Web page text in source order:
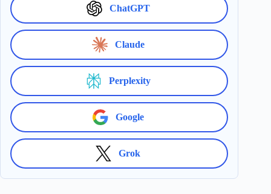
ChatGPT
Claude
Perplexity
Google
Grok